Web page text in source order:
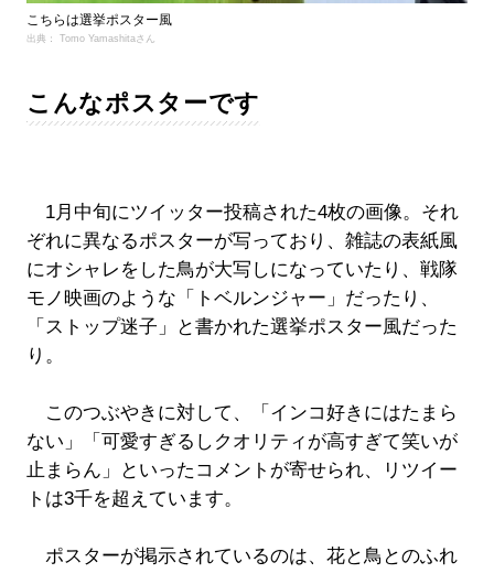
こちらは選挙ポスター風
出典： Tomo Yamashitaさん
こんなポスターです
1月中旬にツイッター投稿された4枚の画像。それ
ぞれに異なるポスターが写っており、雑誌の表紙風
にオシャレをした鳥が大写しになっていたり、戦隊
モノ映画のような「トベルンジャー」だったり、
「ストップ迷子」と書かれた選挙ポスター風だった
り。
このつぶやきに対して、「インコ好きにはたまら
ない」「可愛すぎるしクオリティが高すぎて笑いが
止まらん」といったコメントが寄せられ、リツイー
トは3千を超えています。
ポスターが掲示されているのは、花と鳥とのふれ